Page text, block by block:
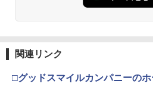
関連リンク
□グッドスマイルカンパニーの